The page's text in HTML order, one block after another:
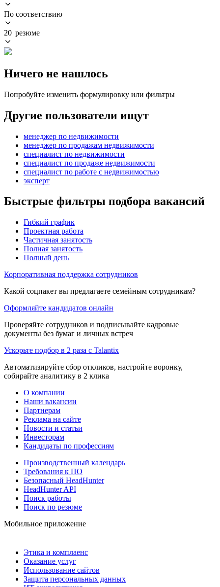
По соответствию
20 резюме
Ничего не нашлось
Попробуйте изменить формулировку или фильтры
Другие пользователи ищут
менеджер по недвижимости
менеджер по продажам недвижимости
специалист по недвижимости
специалист по продаже недвижимости
специалист по работе с недвижимостью
эксперт
Быстрые фильтры подбора вакансий
Гибкий график
Проектная работа
Частичная занятость
Полная занятость
Полный день
Корпоративная поддержка сотрудников
Какой соцпакет вы предлагаете семейным сотрудникам?
Оформляйте кандидатов онлайн
Проверяйте сотрудников и подписывайте кадровые
документы без бумаг и личных встреч
Ускорьте подбор в 2 раза с Talantix
Автоматизируйте сбор откликов, настройте воронку,
собирайте аналитику в 2 клика
О компании
Наши вакансии
Партнерам
Реклама на сайте
Новости и статьи
Инвесторам
Кандидаты по профессиям
Производственный календарь
Требования к ПО
Безопасный HeadHunter
HeadHunter API
Поиск работы
Поиск по резюме
Мобильное приложение
Этика и комплаенс
Оказание услуг
Использование сайтов
Защита персональных данных